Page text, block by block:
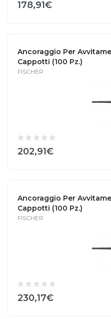
178,91€
Ancoraggio Per
Cappotti (100 Pz.)
FISCHER
202,91€
Ancoraggio Per
Cappotti (100 Pz.)
FISCHER
230,17€